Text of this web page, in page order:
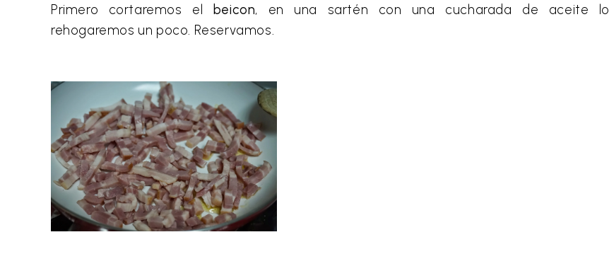
Primero cortaremos el beicon, en una sartén con una cucharada de aceite lo
rehogaremos un poco. Reservamos.